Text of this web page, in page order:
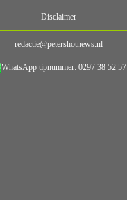
Disclaimer
redactie@petershotnews.nl
WhatsApp tipnummer: 0297 38 52 57